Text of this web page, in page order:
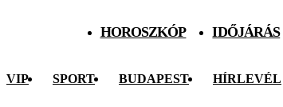
HOROSZKÓP IDŐJÁRÁS
VIP SPORT BUDAPEST HÍRLEVÉL